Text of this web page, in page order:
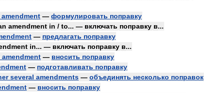
amendment — формулировать поправку
amendment in / to... — включать поправку в...
— предлагать поправку
in... — включать поправку в...
amendment — вносить поправку
— подготавливать поправку
several amendments — объединять несколько поправок
— вносить поправку